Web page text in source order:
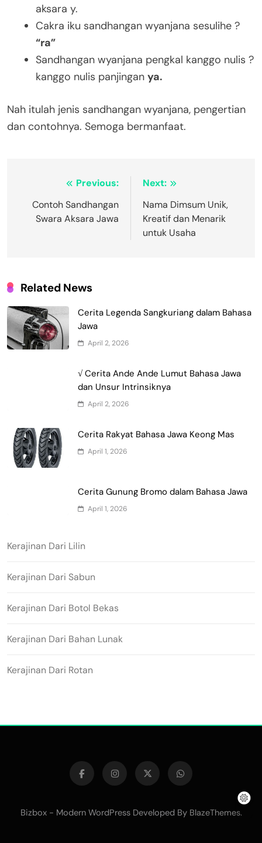
aksara y.
Cakra iku sandhangan wyanjana sesulihe ?
“ra”
Sandhangan wyanjana pengkal kanggo nulis ?
kanggo nulis panjingan ya.
Nah itulah jenis sandhangan wyanjana, pengertian
dan contohnya. Semoga bermanfaat.
Navigasi
pos
Previous:
Contoh Sandhangan
Swara Aksara Jawa
Next:
Nama Dimsum Unik,
Kreatif dan Menarik
untuk Usaha
Related News
Cerita Legenda Sangkuriang dalam Bahasa
Jawa
April 2, 2026
√ Cerita Ande Ande Lumut Bahasa Jawa
dan Unsur Intrinsiknya
April 2, 2026
Cerita Rakyat Bahasa Jawa Keong Mas
April 1, 2026
Cerita Gunung Bromo dalam Bahasa Jawa
April 1, 2026
Kerajinan Dari Lilin
Kerajinan Dari Sabun
Kerajinan Dari Botol Bekas
Kerajinan Dari Bahan Lunak
Kerajinan Dari Rotan
Bizbox - Modern WordPress Developed By BlazeThemes.